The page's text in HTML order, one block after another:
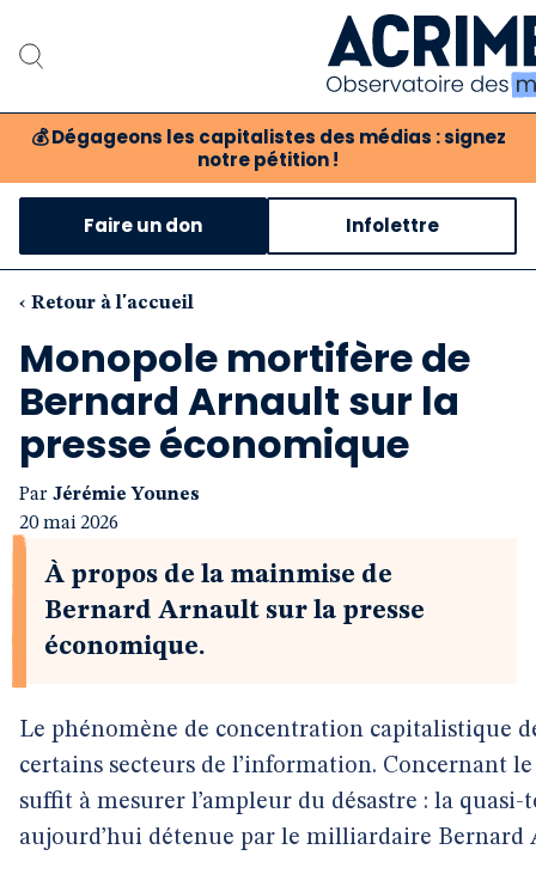
💰 Dégageons les capitalistes des médias : signez
notre pétition !
Notre critique des
Notre revue
Boutique
Faire un don Infolettre
‹ Retour à l'accueil
Monopole mortifère de
Bernard Arnault sur la
presse économique
Par Jérémie Younes
20 mai 2026
À propos de la mainmise de
Bernard Arnault sur la presse
économique.
Le phénomène de concentration capitalistique
certains secteurs de l’information. Concernant
suffit à mesurer l’ampleur du désastre : la
aujourd’hui détenue par le milliardaire